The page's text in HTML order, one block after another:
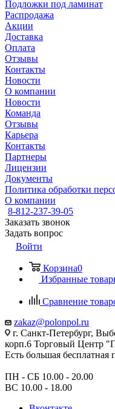
Подложки под ламинат
Распродажа
Акции
Доставка
Оплата
Отзывы
Контакты
Новости
О компании
Новости
Команда
Отзывы
Карьера
Контакты
Партнеры
Лицензии
Документы
Политика обработки
О компании
8-812-237-39-05
Заказать звонок
Задать вопрос
Войти
Корзина0
Избранные
Сравнение
zakaz@polonpol.ru
г. Санкт-Петербург,
корп.6 Торговый Центр
Есть большая бесплатная
ПН - СБ 10.00 - 20.00
ВС 10.00 - 18.00